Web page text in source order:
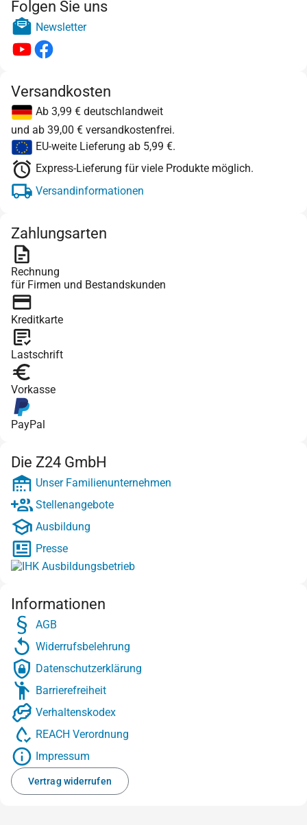
Folgen Sie uns
Newsletter
Versandkosten
Ab 3,99 € deutschlandweit
und ab 39,00 € versandkostenfrei.
EU-weite Lieferung ab 5,99 €.
Express-Lieferung für viele Produkte möglich.
Versandinformationen
Zahlungsarten
Rechnung
für Firmen und Bestandskunden
Kreditkarte
Lastschrift
Vorkasse
PayPal
Die Z24 GmbH
Unser Familienunternehmen
Stellenangebote
Ausbildung
Presse
Informationen
AGB
Widerrufsbelehrung
Datenschutzerklärung
Barrierefreiheit
Verhaltenskodex
REACH Verordnung
Impressum
Vertrag widerrufen